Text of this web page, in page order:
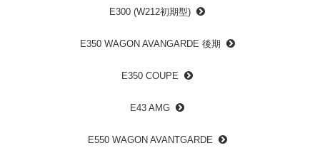
E300 (W212初期型)
E350 WAGON AVANGARDE 後期
E350 COUPE
E43 AMG
E550 WAGON AVANTGARDE